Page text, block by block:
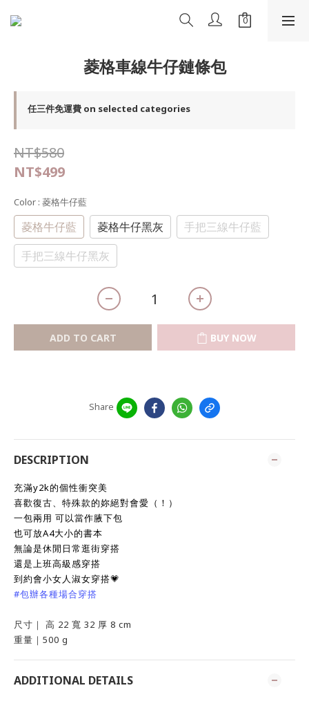
菱格車線牛仔鏈條包
任三件免運費 on selected categories
NT$580
NT$499
Color : 菱格牛仔藍
菱格牛仔藍 菱格牛仔黑灰
手把三線牛仔藍
手把三線牛仔黑灰
ADD TO CART BUY NOW
Share
DESCRIPTION
充滿y2k的個性衝突美
喜歡復古、特殊款的妳絕對會愛（！）
一包兩用 可以當作腋下包
也可放A4大小的書本
無論是休閒日常逛街穿搭
還是上班高級感穿搭
到約會小女人淑女穿搭💗
#包辦各種場合穿搭
尺寸｜ 高 22 寬 32 厚 8 cm
重量｜500 g
ADDITIONAL DETAILS